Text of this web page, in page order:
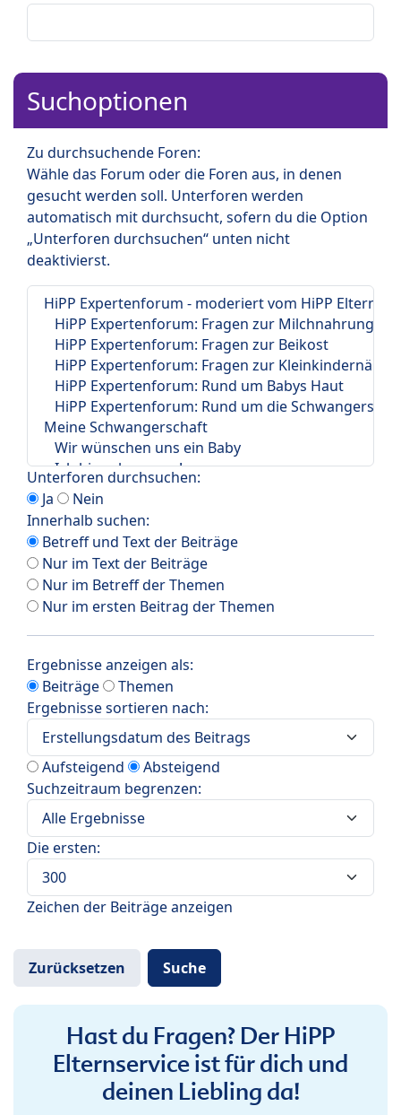
Suchoptionen
Zu durchsuchende Foren:
Wähle das Forum oder die Foren aus, in denen
gesucht werden soll. Unterforen werden
automatisch mit durchsucht, sofern du die Option
„Unterforen durchsuchen“ unten nicht
deaktivierst.
Unterforen durchsuchen:
Ja
Nein
Innerhalb suchen:
Betreff und Text der Beiträge
Nur im Text der Beiträge
Nur im Betreff der Themen
Nur im ersten Beitrag der Themen
Ergebnisse anzeigen als:
Beiträge
Themen
Ergebnisse sortieren nach:
Aufsteigend
Absteigend
Suchzeitraum begrenzen:
Die ersten:
Zeichen der Beiträge anzeigen
Hast du Fragen? Der HiPP
Elternservice ist für dich und
deinen Liebling da!